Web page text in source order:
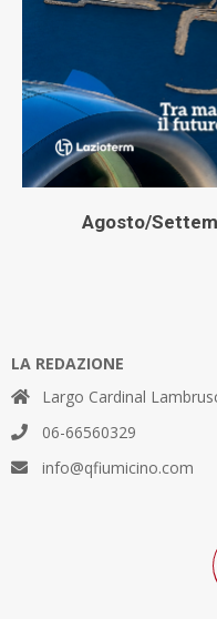
Agosto/
LA REDAZIONE
Largo Cardinal
06-66560329
info@qfiumicino.com